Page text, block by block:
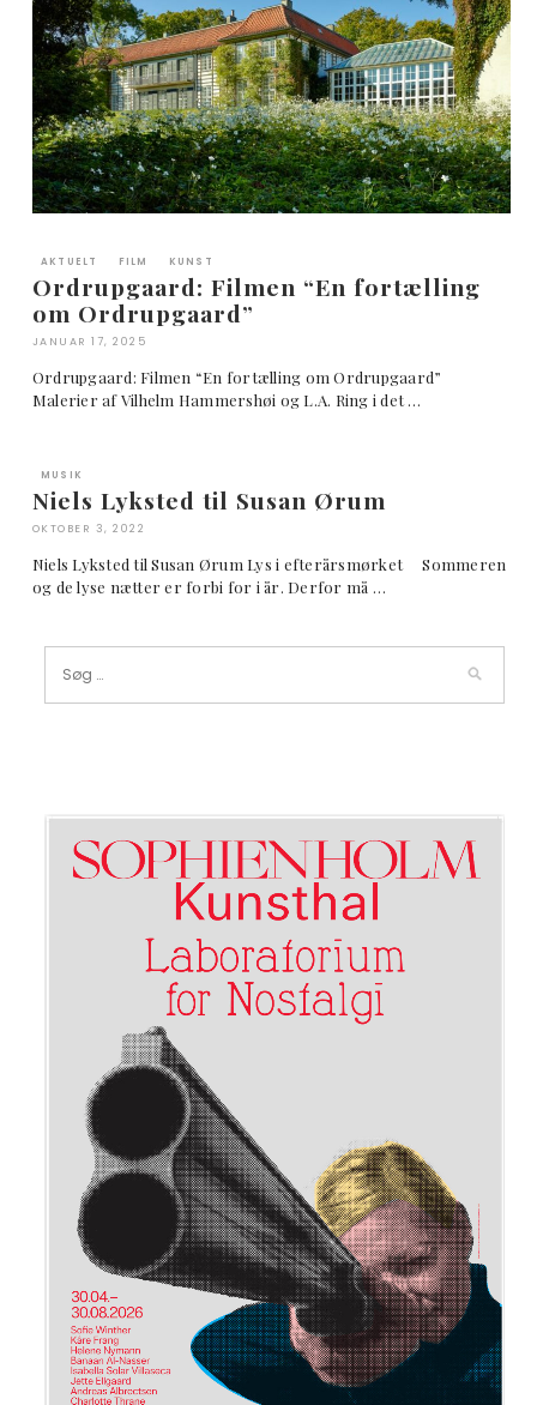
AKTUELT FILM KUNST
Ordrupgaard: Filmen “En fortælling
om Ordrupgaard”
JANUAR 17, 2025
Ordrupgaard: Filmen “En fortælling om Ordrupgaard”
Malerier af Vilhelm Hammershøi og L.A. Ring i det …
MUSIK
Niels Lyksted til Susan Ørum
OKTOBER 3, 2022
Niels Lyksted til Susan Ørum Lys i efterårsmørket Sommeren
og de lyse nætter er forbi for i år. Derfor må …